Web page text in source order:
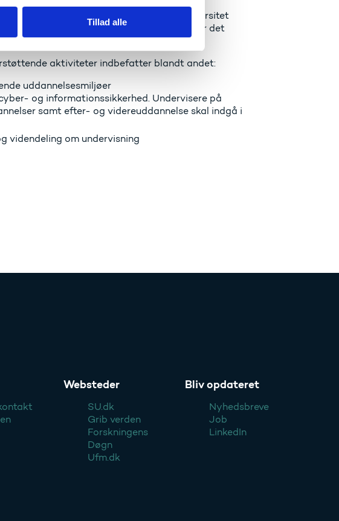
Tillad alle
mellem underviserne. Aalborg Universitet
og faglige miljøer inden for feltet, hvilket gør det
aktiviteter indbefatter blandt andet:
uddannelsesmiljøer
og informationssikkerhed. Undervisere på
samt efter- og videreuddannelse skal indgå i
videndeling om undervisning
Websteder
SU.dk
Grib verden
Forskningens
Døgn
Ufm.dk
Bliv opdateret
Nyhedsbreve
Job
LinkedIn